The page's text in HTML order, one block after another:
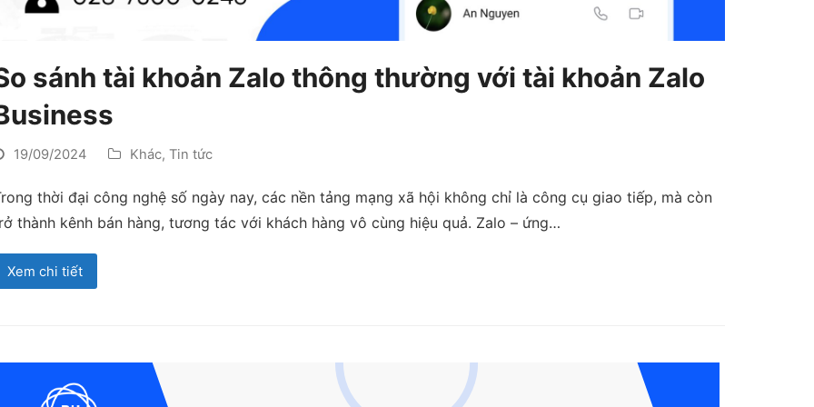
sánh tài khoản Zalo thông thường với tài khoản Zalo
19/09/2024 Khác, Tin tức
thời đại công nghệ số ngày nay, các nền tảng mạng xã hội không chỉ là công cụ giao tiếp, mà còn
thành kênh bán hàng, tương tác với khách hàng vô cùng hiệu quả. Zalo – ứng…
Xem chi tiết